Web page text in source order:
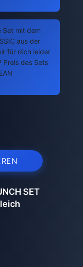
Set mit dem
aus der
für dich leider
Preis des Sets
SET